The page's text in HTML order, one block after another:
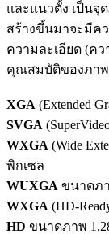
และแนวตั้ง เป็นจุ
สร้างขึ้นมาจะมีค
ความละเอียด (ค
คุณสมบัติของภา
XGA (Extended
SVGA
WXGA (Wide
พิกเซล
WUXGA ขนาดภา
WXGA (HD-
HD ขนาดภาพ